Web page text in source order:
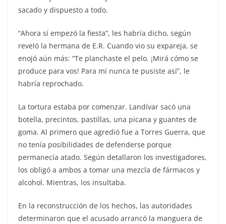
sacado y dispuesto a todo.
“Ahora sí empezó la fiesta”, les habría dicho, según
reveló la hermana de E.R. Cuando vio su expareja, se
enojó aún más: “Te planchaste el pelo. ¡Mirá cómo se
produce para vos! Para mí nunca te pusiste así”, le
habría reprochado.
La tortura estaba por comenzar. Landívar sacó una
botella, precintos, pastillas, una picana y guantes de
goma. Al primero que agredió fue a Torres Guerra, que
no tenía posibilidades de defenderse porque
permanecía atado. Según detallaron los investigadores,
los obligó a ambos a tomar una mezcla de fármacos y
alcohol. Mientras, los insultaba.
En la reconstrucción de los hechos, las autoridades
determinaron que el acusado arrancó la manguera de